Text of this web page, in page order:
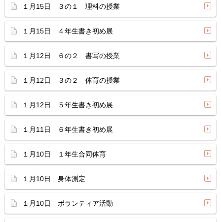
１月15日 ３の１ 理科の授業
１月15日 ４年生書き初め展
１月12日 ６の２ 書写の授業
１月12日 ３の２ 体育の授業
１月12日 ５年生書き初め展
１月11日 ６年生書き初め展
１月10日 １年生合同体育
１月10日 身体測定
１月10日 ボランティア活動